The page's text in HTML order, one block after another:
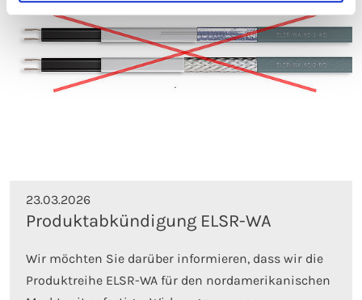
23.03.2026
Produktabkündigung ELSR-WA
Wir möchten Sie darüber informieren, dass wir die
Produktreihe ELSR-WA für den nordamerikanischen